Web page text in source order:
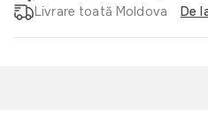
Livrare toată Moldova
De